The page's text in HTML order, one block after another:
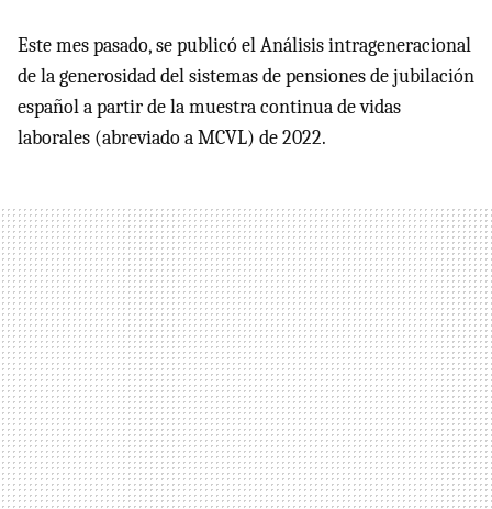
Este mes pasado, se publicó el Análisis intrageneracional
de la generosidad del sistemas de pensiones de jubilación
español a partir de la muestra continua de vidas
laborales (abreviado a MCVL) de 2022.